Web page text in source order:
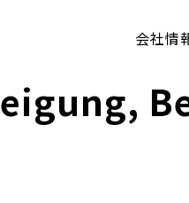
会社情